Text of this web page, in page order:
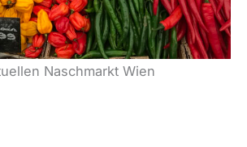
Naschmarkt Wien